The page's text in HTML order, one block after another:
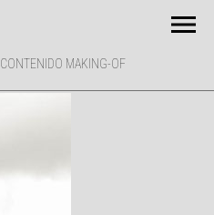
CONTENIDO MAKING-OF